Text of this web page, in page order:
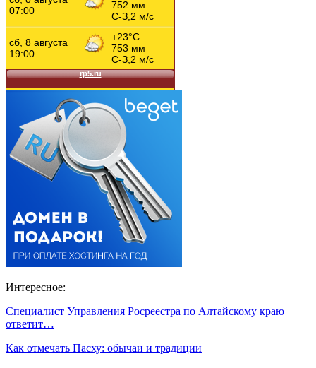
Интересное:
Специалист Управления Росреестра по Алтайскому краю
ответит…
Как отмечать Пасху: обычаи и традиции